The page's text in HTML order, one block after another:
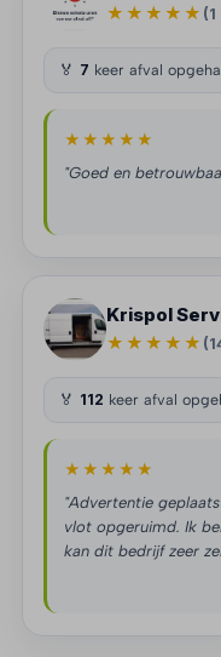
★★★★★
🏅 7 keer afval
★★★★★
"Goed en
Krispol
★★★★★
🏅 112 keer afval
★★★★★
"Advertentie
vlot opgeruimd. Ik
kan dit bedrijf zeer